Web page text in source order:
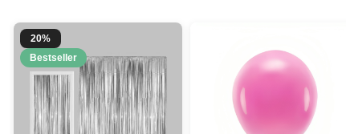
20%
Bestseller